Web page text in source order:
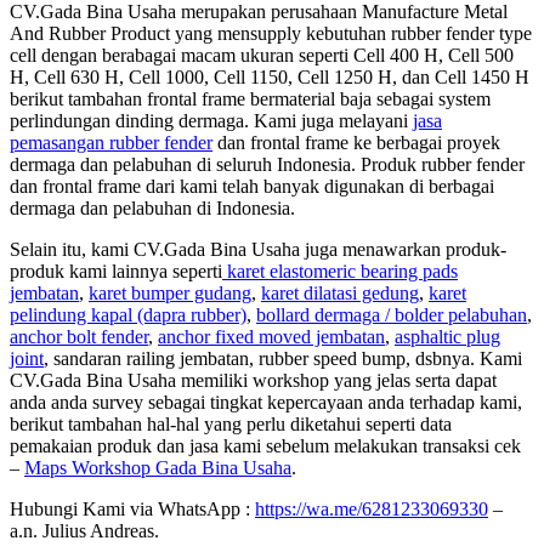
CV.Gada Bina Usaha merupakan perusahaan Manufacture Metal
And Rubber Product yang mensupply kebutuhan rubber fender type
cell dengan berabagai macam ukuran seperti Cell 400 H, Cell 500
H, Cell 630 H, Cell 1000, Cell 1150, Cell 1250 H, dan Cell 1450 H
berikut tambahan frontal frame bermaterial baja sebagai system
perlindungan dinding dermaga. Kami juga melayani jasa
pemasangan rubber fenderdan frontal frame ke berbagai proyek
dermaga dan pelabuhan di seluruh Indonesia. Produk rubber fender
dan frontal frame dari kami telah banyak digunakan di berbagai
dermaga dan pelabuhan di Indonesia.
Selain itu, kami CV.Gada Bina Usaha juga menawarkan produk-
produk kami lainnya seperti karet elastomeric bearing pads
jembatan, karet bumper gudang, karet dilatasi gedung, karet
pelindung kapal (dapra rubber), bollard dermaga / bolder pelabuhan,
anchor bolt fender, anchor fixed moved jembatan, asphaltic plug
joint, sandaran railing jembatan, rubber speed bump, dsbnya. Kami
CV.Gada Bina Usaha memiliki workshop yang jelas serta dapat
anda anda survey sebagai tingkat kepercayaan anda terhadap kami,
berikut tambahan hal-hal yang perlu diketahui seperti data
pemakaian produk dan jasa kami sebelum melakukan transaksi cek
– Maps Workshop Gada Bina Usaha.
Hubungi Kami via WhatsApp : https://wa.me/6281233069330 –
a.n. Julius Andreas.